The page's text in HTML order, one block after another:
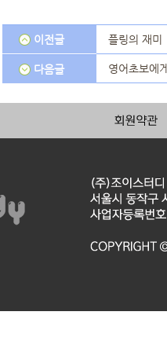
이전글 플링의 재미
다음글 영어초보에